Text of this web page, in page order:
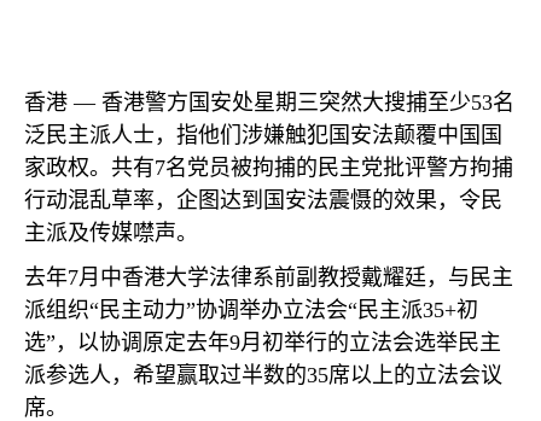
香港 — 香港警方国安处星期三突然大搜捕至少53名
泛民主派人士，指他们涉嫌触犯国安法颠覆中国国
家政权。共有7名党员被拘捕的民主党批评警方拘捕
行动混乱草率，企图达到国安法震慑的效果，令民
主派及传媒噤声。
去年7月中香港大学法律系前副教授戴耀廷，与民主
派组织“民主动力”协调举办立法会“民主派35+初
选”，以协调原定去年9月初举行的立法会选举民主
派参选人，希望赢取过半数的35席以上的立法会议
席。